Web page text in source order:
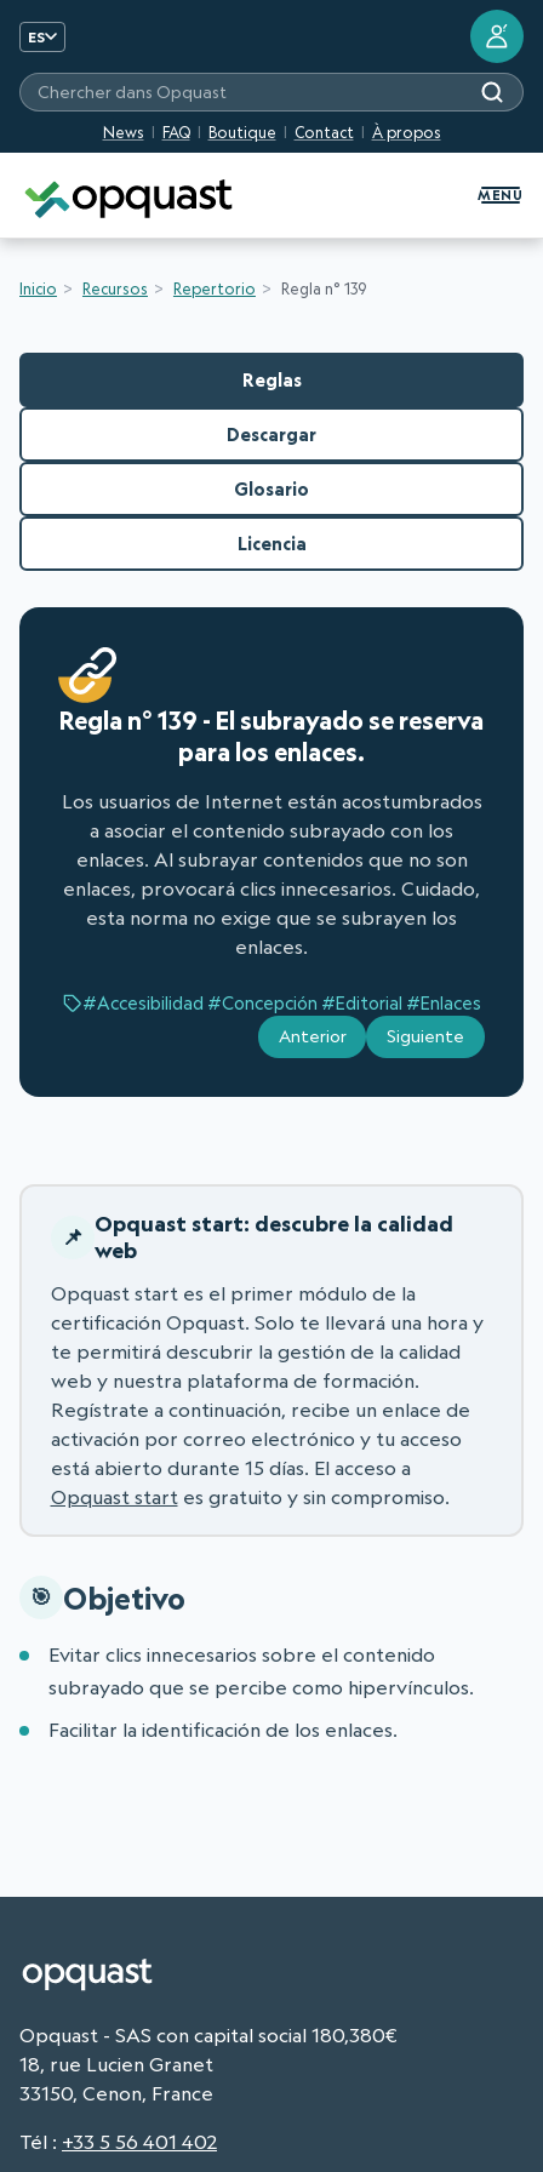
ES
News FAQ Boutique Contact À propos
Chercher dans Opquast
?
MENU
Inicio Recursos Repertorio Regla n° 139
Reglas
Descargar
Glosario
Licencia
Regla n° 139 - El subrayado se reserva
para los enlaces.
Los usuarios de Internet están acostumbrados
a asociar el contenido subrayado con los
enlaces. Al subrayar contenidos que no son
enlaces, provocará clics innecesarios. Cuidado,
esta norma no exige que se subrayen los
enlaces.
#Accesibilidad #Concepción #Editorial #Enlaces
Anterior Siguiente
Opquast start: descubre la calidad
web
Opquast start es el primer módulo de la
certificación Opquast. Solo te llevará una hora y
te permitirá descubrir la gestión de la calidad
web y nuestra plataforma de formación.
Regístrate a continuación, recibe un enlace de
activación por correo electrónico y tu acceso
está abierto durante 15 días. El acceso a
Opquast startes gratuito y sin compromiso.
Objetivo
Evitar clics innecesarios sobre el contenido
subrayado que se percibe como hipervínculos.
Facilitar la identificación de los enlaces.
Opquast - SAS con capital social 180,380€
18, rue Lucien Granet
33150, Cenon, France
Tél : +33 5 56 401 402